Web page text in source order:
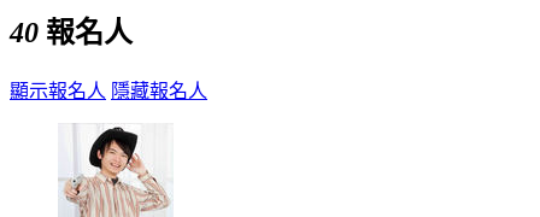
40 報名人
顯示報名人 隱藏報名人